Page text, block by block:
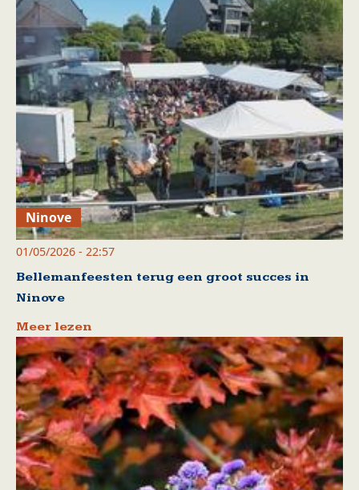
Ninove
01/05/2026 - 22:57
Bellemanfeesten terug een groot succes in
Ninove
Meer lezen